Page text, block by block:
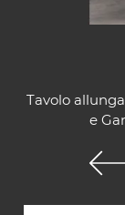
Tavolo
e